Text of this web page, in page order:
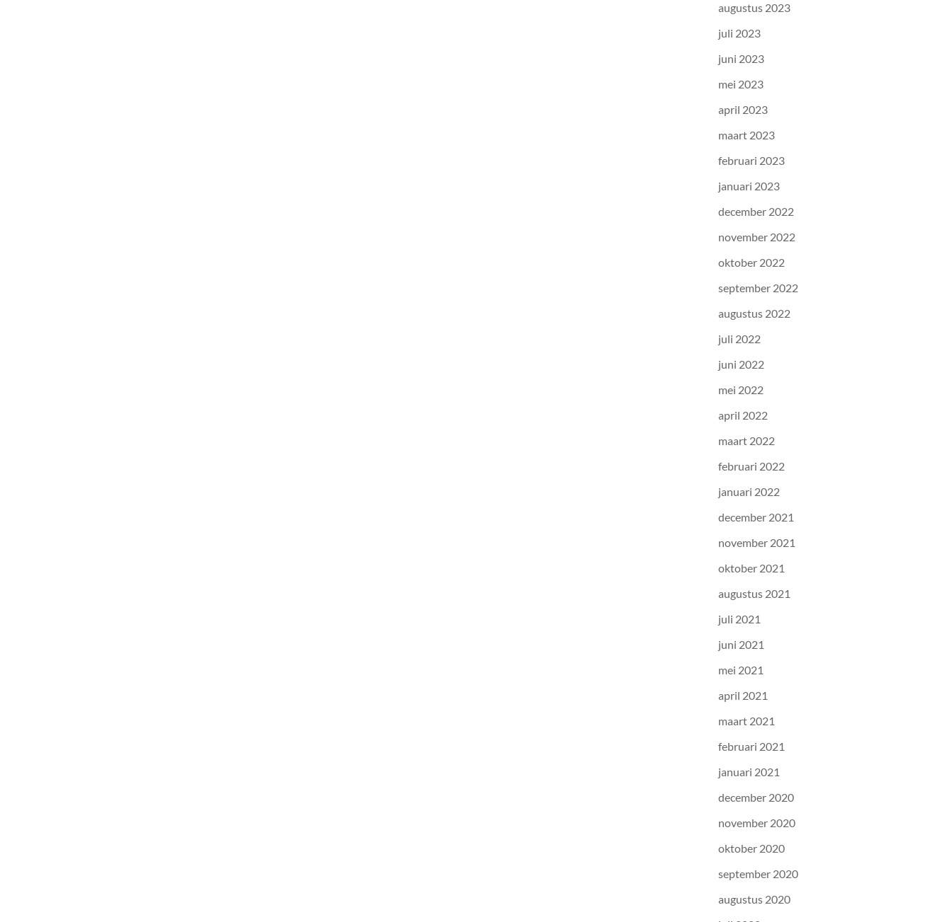
augustus 2023
juli 2023
juni 2023
mei 2023
april 2023
maart 2023
februari 2023
januari 2023
december 2022
november 2022
oktober 2022
september 2022
augustus 2022
juli 2022
juni 2022
mei 2022
april 2022
maart 2022
februari 2022
januari 2022
december 2021
november 2021
oktober 2021
augustus 2021
juli 2021
juni 2021
mei 2021
april 2021
maart 2021
februari 2021
januari 2021
december 2020
november 2020
oktober 2020
september 2020
augustus 2020